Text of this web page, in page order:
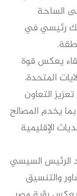
الساحة
رئيسي في
يعكس قوة
المتحدة،
التعاون
يخدم المصالح
الإقليمية
الرئيس السيسي
والتنسيق